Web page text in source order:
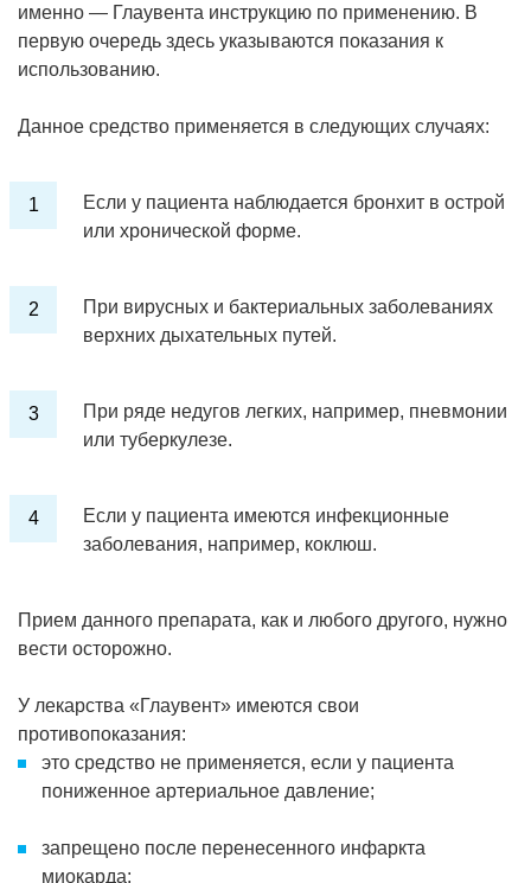
именно — Глаувента инструкцию по применению. В
первую очередь здесь указываются показания к
использованию.
Данное средство применяется в следующих случаях:
Если у пациента наблюдается бронхит в острой
или хронической форме.
При вирусных и бактериальных заболеваниях
верхних дыхательных путей.
При ряде недугов легких, например, пневмонии
или туберкулезе.
Если у пациента имеются инфекционные
заболевания, например, коклюш.
Прием данного препарата, как и любого другого, нужно
вести осторожно.
У лекарства «Глаувент» имеются свои
противопоказания:
это средство не применяется, если у пациента
пониженное артериальное давление;
запрещено после перенесенного инфаркта
миокарда;